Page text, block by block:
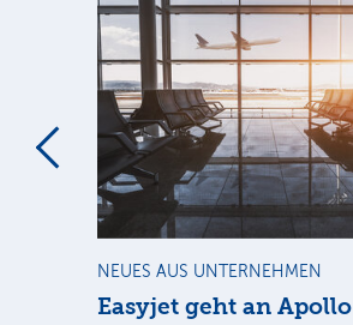
NEUES AUS UNTERNEHMEN
Easyjet geht an Apollo